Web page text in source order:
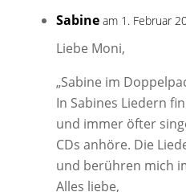
Sabine am 1. Februar
Liebe Moni,
„Sabine im
In Sabines Liedern
und immer öfter
CDs anhöre. Die
und berühren mich
Alles liebe,